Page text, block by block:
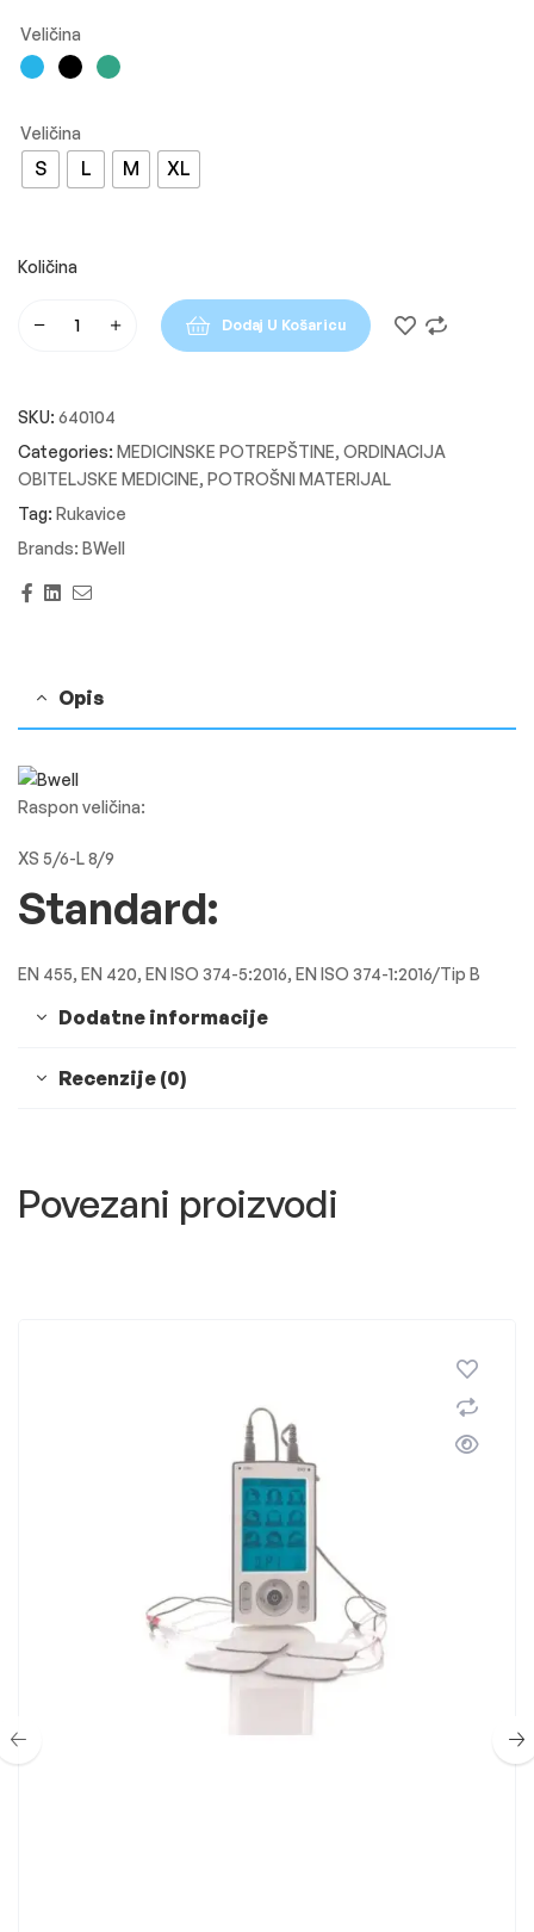
S L M XL
Dodaj U Košaricu
SKU: 640104
Categories: MEDICINSKE POTREPŠTINE, ORDINACIJA
OBITELJSKE MEDICINE, POTROŠNI MATERIJAL
Tag: Rukavice
Brands: BWell
Facebook
Linkedin
Opis
Raspon veličina:
XS 5/6-L 8/9
Standard:
EN 455, EN 420, EN ISO 374-5:2016, EN ISO 374-1:2016/Tip B
Dodatne informacije
Recenzije (0)